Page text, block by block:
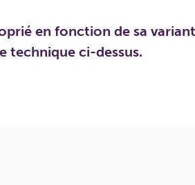
en fonction de sa
technique ci-dessus.